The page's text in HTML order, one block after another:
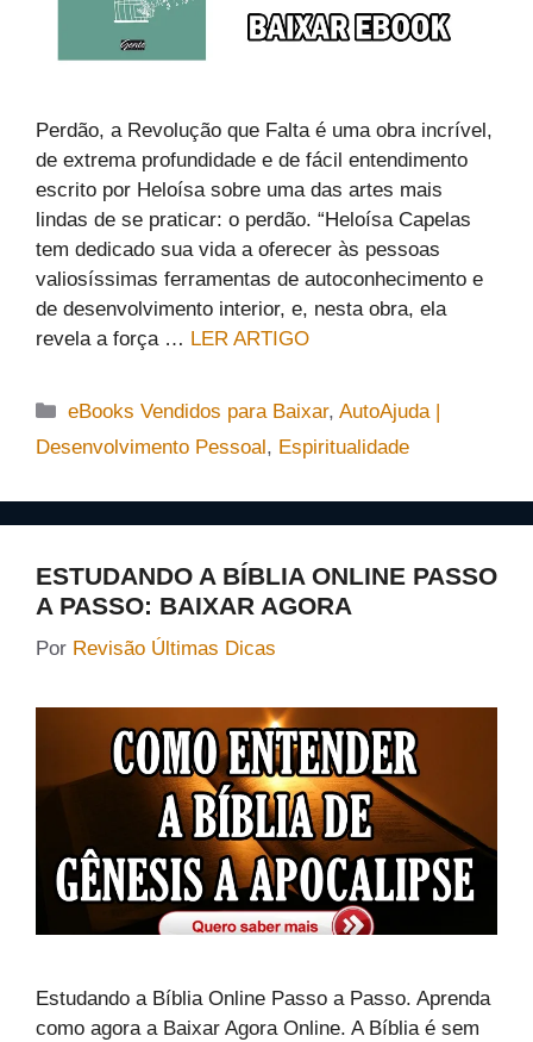
Perdão, a Revolução que Falta é uma obra incrível,
de extrema profundidade e de fácil entendimento
escrito por Heloísa sobre uma das artes mais
lindas de se praticar: o perdão. “Heloísa Capelas
tem dedicado sua vida a oferecer às pessoas
valiosíssimas ferramentas de autoconhecimento e
de desenvolvimento interior, e, nesta obra, ela
revela a força … LER ARTIGO
Categorias
eBooks Vendidos para Baixar,AutoAjuda |
Desenvolvimento Pessoal , Espiritualidade
ESTUDANDO A BÍBLIA ONLINE PASSO
A PASSO: BAIXAR AGORA
Por Revisão Últimas Dicas
Estudando a Bíblia Online Passo a Passo. Aprenda
como agora a Baixar Agora Online. A Bíblia é sem